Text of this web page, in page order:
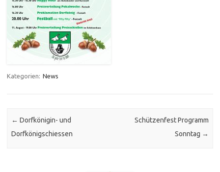
Kategorien: News
Post navigation
← Dorfkönigin- und
Dorfkönigschiessen
Schützenfest Programm
Sonntag →